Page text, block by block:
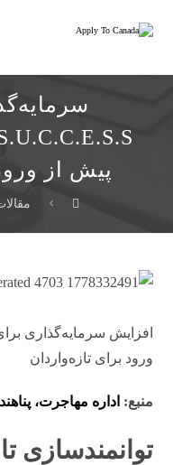
پیش از
ورود برای تازه‌واردان
منبع: اداره مهاجرت،
توانمندسازی